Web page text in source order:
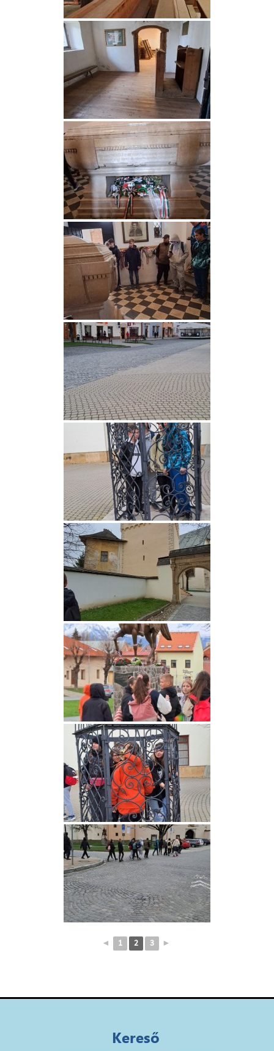
◄ 1 2 3 ►
Kereső